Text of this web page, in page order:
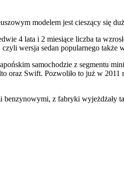
modelem jest cieszący się
4 lata i 2 miesiące liczba ta
wersja sedan popularnego także
samochodzie z segmentu
oraz Swift. Pozwoliło to już w 2011
z fabryki wyjeżdżały